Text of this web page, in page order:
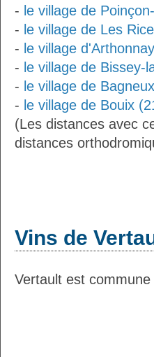
- le village de
- le village de Les
- le village
- le village de Bissey-
- le village de
- le village de Bouix
(Les distances avec
distances
Vins de
Vertault est